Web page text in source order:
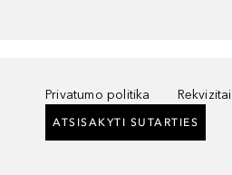
Privatumo politika Rekvizitai
ATSISAKYTI SUTARTIES